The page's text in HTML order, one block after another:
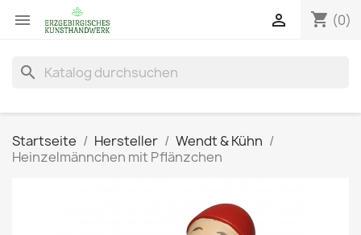
 shopping_cart (0)

search
Startseite Hersteller
Wendt & Kühn
Heinzelmännchen mit Pflänzchen